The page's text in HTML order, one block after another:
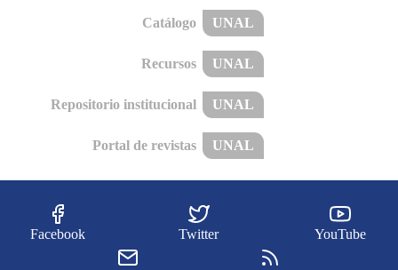
Catálogo UNAL
Recursos UNAL
Repositorio institucional UNAL
Portal de revistas UNAL
Facebook Twitter YouTube